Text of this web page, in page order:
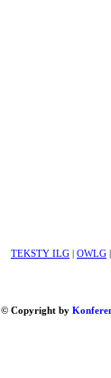
TEKSTY ILG
OWLG
© Copyright by